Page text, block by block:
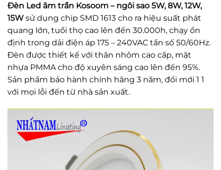
Đèn Led âm trần Kosoom – ngôi sao 5W, 8W, 12W,
15W sử dụng chip SMD 1613 cho ra hiệu suất phát
quang lớn, tuổi thọ cao lên đến 30.000h, chạy ổn
định trong dải điện áp 175 – 240VAC tần số 50/60Hz.
Đèn được thiết kế với thân nhôm cao cấp, mặt
nhựa PMMA cho độ xuyên sáng cao lên đến 95%.
Sản phẩm bảo hành chính hãng 3 năm, đổi mới 1 1
với mọi lỗi đến từ nhà sản xuất.